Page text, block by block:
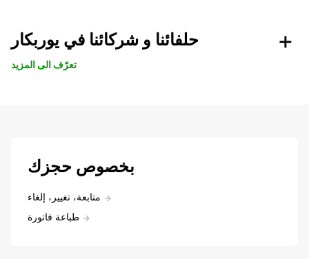
حلفائنا و شركائنا في يوربكار
تعرّف الى المزيد
بخصوص حجزك
متابعة، تغيير، إلغاء
طباعة فاتورة